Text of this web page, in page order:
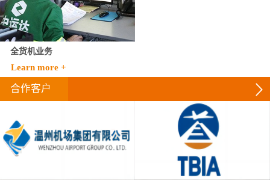
全货机业务
Learn more +
合作客户